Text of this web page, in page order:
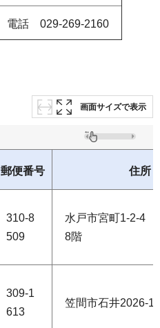
電話 029-269-2160
画面サイズで表示
郵便番号 住所
310-8
509
水戸市宮町1-2-4
8階
309-1
613
笠間市石井2026-1